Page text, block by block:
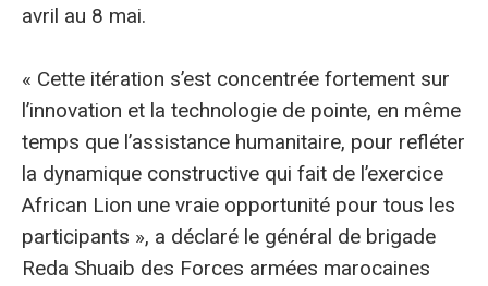
avril au 8 mai.
« Cette itération s’est concentrée fortement sur
l’innovation et la technologie de pointe, en même
temps que l’assistance humanitaire, pour refléter
la dynamique constructive qui fait de l’exercice
African Lion une vraie opportunité pour tous les
participants », a déclaré le général de brigade
Reda Shuaib des Forces armées marocaines